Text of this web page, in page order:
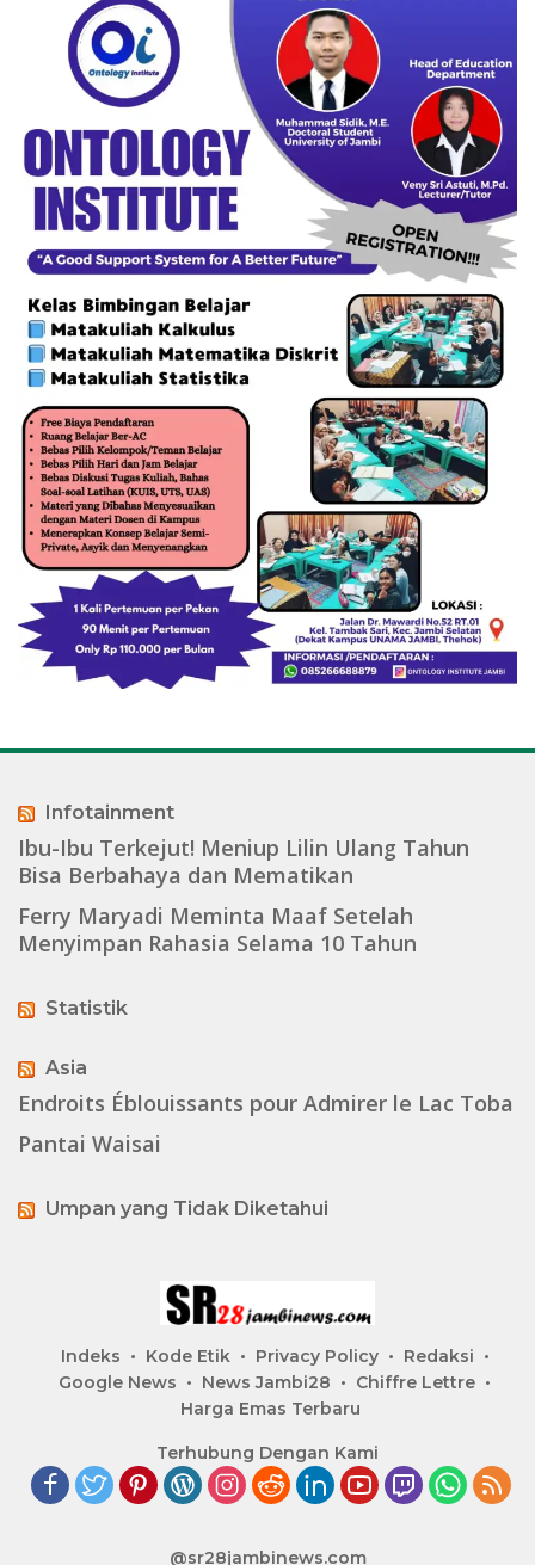
Infotainment
Ibu-Ibu Terkejut! Meniup Lilin Ulang Tahun
Bisa Berbahaya dan Mematikan
Ferry Maryadi Meminta Maaf Setelah
Menyimpan Rahasia Selama 10 Tahun
Statistik
Asia
Endroits Éblouissants pour Admirer le Lac Toba
Pantai Waisai
Umpan yang Tidak Diketahui
Indeks Kode Etik Privacy Policy
Redaksi
Google News
News Jambi28
Chiffre Lettre
Harga Emas Terbaru
Terhubung Dengan Kami
@sr28jambinews.com